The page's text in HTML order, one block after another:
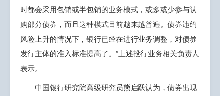
时都会采用包销或半包销的业务模式，或多或少参与认
购部分债券，而且这种模式目前越来越普遍。债券违约
风险上升的情况下，银行已经在进行业务调整，对债券
发行主体的准入标准提高了。”上述投行业务相关负责人
表示。
中国银行研究院高级研究员熊启跃认为，债券出现